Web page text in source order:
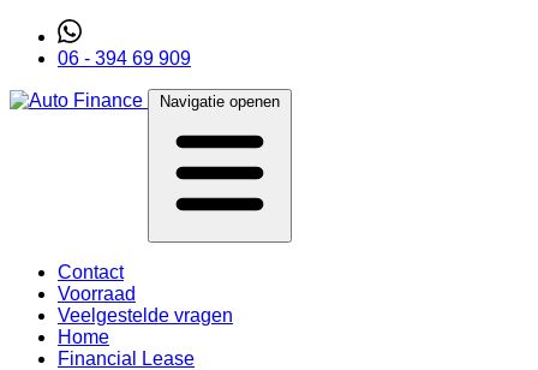
06 - 394 69 909
Navigatie openen
Contact
Voorraad
Veelgestelde vragen
Home
Financial Lease